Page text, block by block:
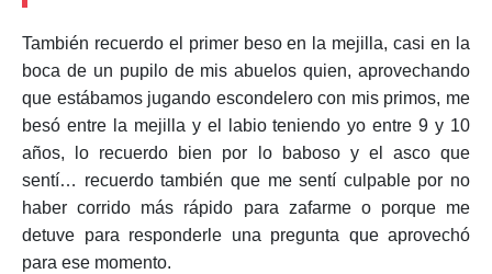
También recuerdo el primer beso en la mejilla, casi en la
boca de un pupilo de mis abuelos quien, aprovechando
que estábamos jugando escondelero con mis primos, me
besó entre la mejilla y el labio teniendo yo entre 9 y 10
años, lo recuerdo bien por lo baboso y el asco que
sentí… recuerdo también que me sentí culpable por no
haber corrido más rápido para zafarme o porque me
detuve para responderle una pregunta que aprovechó
para ese momento.